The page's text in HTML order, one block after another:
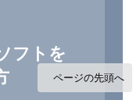
フトを
ページの先頭へ